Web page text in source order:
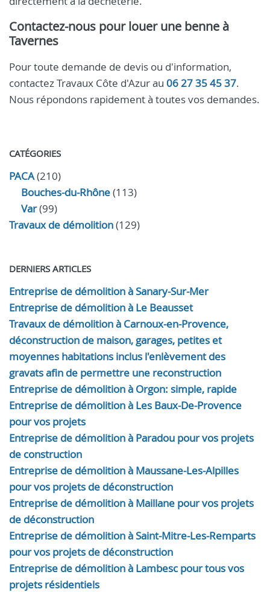
Contactez-nous pour louer une benne à
Tavernes
Pour toute demande de devis ou d'information,
contactez Travaux Côte d'Azur au 06 27 35 45 37.
Nous répondons rapidement à toutes vos demandes.
CATÉGORIES
PACA(210)
Bouches-du-Rhône(113)
Var(99)
Travaux de démolition(129)
DERNIERS ARTICLES
Entreprise de démolition à Sanary-Sur-Mer
Entreprise de démolition à Le Beausset
Travaux de démolition à Carnoux-en-Provence,
déconstruction de maison, garages, petites et
moyennes habitations inclus l'enlèvement des
gravats afin de permettre une reconstruction
Entreprise de démolition à Orgon: simple, rapide
Entreprise de démolition à Les Baux-De-Provence
pour vos projets
Entreprise de démolition à Paradou pour vos projets
de construction
Entreprise de démolition à Maussane-Les-Alpilles
pour vos projets de déconstruction
Entreprise de démolition à Maillane pour vos projets
de déconstruction
Entreprise de démolition à Saint-Mitre-Les-Remparts
pour vos projets de déconstruction
Entreprise de démolition à Lambesc pour tous vos
projets résidentiels